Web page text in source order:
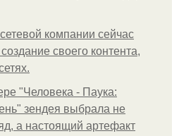
компании сейчас
своего контента,
"Человека - Паука:
зендея выбрала не
а настоящий артефакт